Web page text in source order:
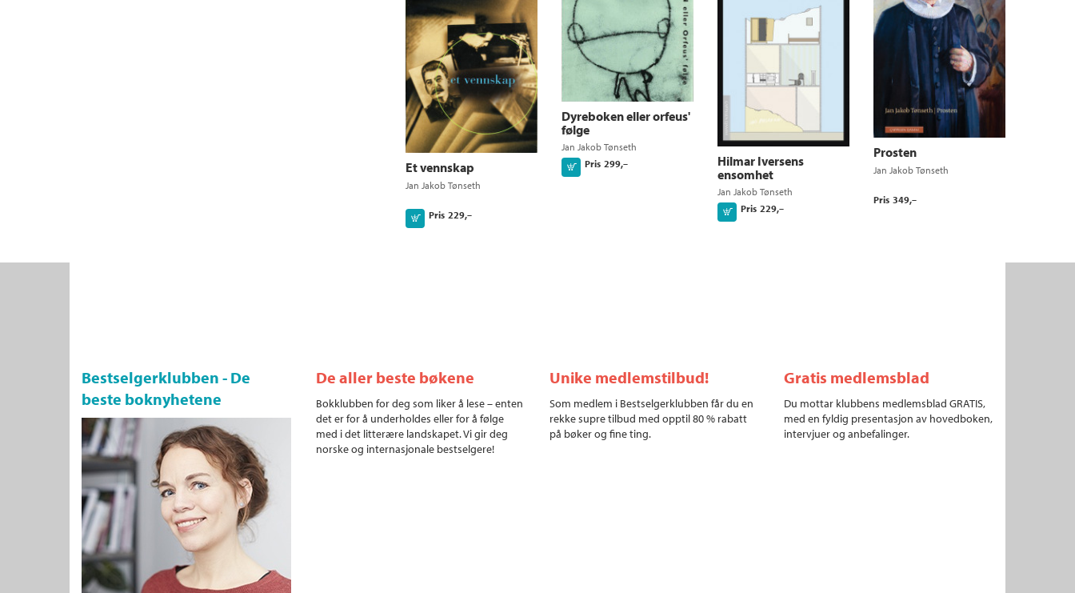
Et vennskap
Jan Jakob Tønseth
Pris 229,–
Kjøp
Dyreboken eller orfeus'
følge
Jan Jakob Tønseth
Pris 299,–
Kjøp
Hilmar Iversens
ensomhet
Jan Jakob Tønseth
Pris 229,–
Kjøp
Prosten
Jan Jakob Tønseth
Pris 349,–
Bestselgerklubben - De
beste boknyhetene
De aller beste bøkene
Bokklubben for deg som liker å lese – enten
det er for å underholdes eller for å følge
med i det litterære landskapet. Vi gir deg
norske og internasjonale bestselgere!
Unike medlemstilbud!
Som medlem i Bestselgerklubben får du en
rekke supre tilbud med opptil 80 % rabatt
på bøker og fine ting.
Gratis medlemsblad
Du mottar klubbens medlemsblad GRATIS,
med en fyldig presentasjon av hovedboken,
intervjuer og anbefalinger.